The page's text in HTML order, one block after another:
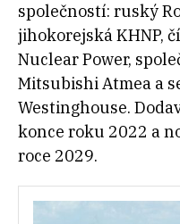
společností: ruský
jihokorejská KHNP,
Nuclear Power,
Mitsubishi Atmea a
Westinghouse.
konce roku 2022 a
roce 2029.